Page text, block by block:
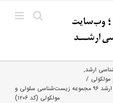
ارشد
دانلود سؤالات آزمون کارشناسی ارشد ۹۶ مجموعه زیست‌شناسی سلولی و
مولکولی (کد ۱۲۰۶)